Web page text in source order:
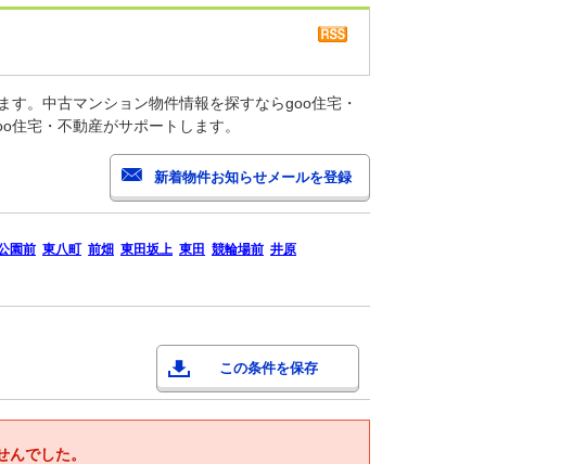
。中古マンション物件情報を探すならgoo住宅・
宅・不動産がサポートします。
園前 東八町 前畑 東田坂上 東田 競輪場前 井原
この条件を保存
でした。